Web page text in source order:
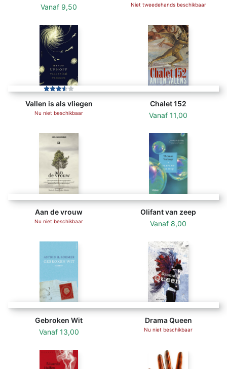
Vanaf 9,50 Niet tweedehands beschikbaar
Vallen is als vliegen
Nu niet beschikbaar
Chalet 152
Vanaf 11,00
Aan de vrouw
Nu niet beschikbaar
Olifant van zeep
Vanaf 8,00
Gebroken Wit
Vanaf 13,00
Drama Queen
Nu niet beschikbaar